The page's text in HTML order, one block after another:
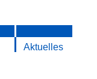
Aktuelles